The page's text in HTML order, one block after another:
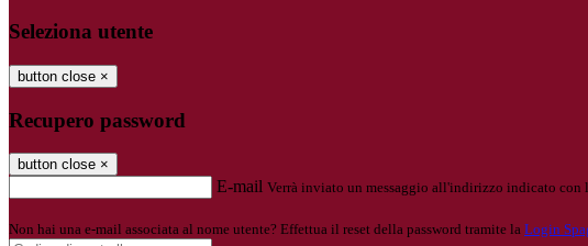
Seleziona utente
button close ×
Recupero password
button close ×
E-mail Verrà inviato un messaggio all'indirizzo indicato con
Non hai una e-mail associata al nome utente? Effettua il reset della password tramite la Login